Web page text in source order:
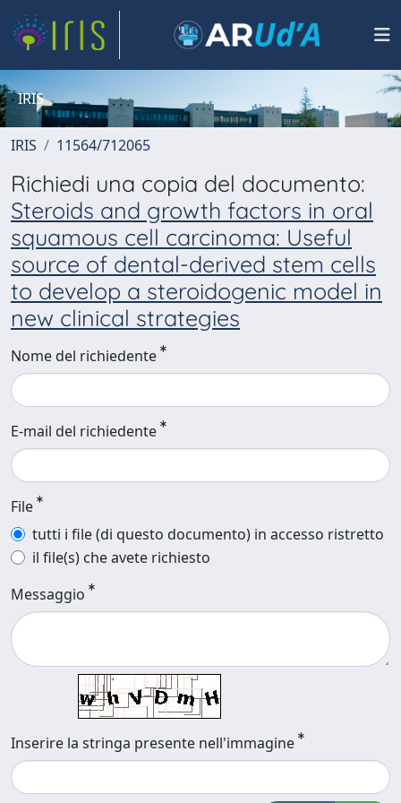
IRIS
IRIS 11564/712065
Richiedi una copia del documento:
Steroids and growth factors in oral
squamous cell carcinoma: Useful
source of dental-derived stem cells
to develop a steroidogenic model in
new clinical strategies
Nome del richiedente
E-mail del richiedente
File
tutti i file (di questo documento) in accesso ristretto
il file(s) che avete richiesto
Messaggio
Inserire la stringa presente nell'immagine